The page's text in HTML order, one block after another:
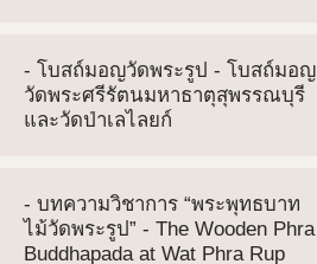
- โบสถ์มอญวัดพระรูป - โบสถ์มอญ
วัดพระศรีรัตนมหาธาตุสุพรรณบุรี
และวัดป่าเลไลยก์
- บทความวิชาการ “พระพุทธบาท
ไม้วัดพระรูป” - The Wooden Phra
Buddhapada at Wat Phra Rup